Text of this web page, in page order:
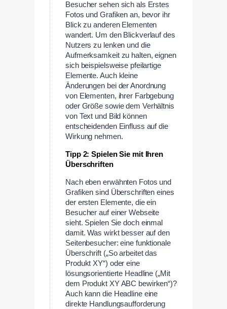
Besucher sehen sich als Erstes
Fotos und Grafiken an, bevor ihr
Blick zu anderen Elementen
wandert. Um den Blickverlauf des
Nutzers zu lenken und die
Aufmerksamkeit zu halten, eignen
sich beispielsweise pfeilartige
Elemente. Auch kleine
Änderungen bei der Anordnung
von Elementen, ihrer Farbgebung
oder Größe sowie dem Verhältnis
von Text und Bild können
entscheidenden Einfluss auf die
Wirkung nehmen.
Tipp 2: Spielen Sie mit Ihren
Überschriften
Nach eben erwähnten Fotos und
Grafiken sind Überschriften eines
der ersten Elemente, die ein
Besucher auf einer Webseite
sieht. Spielen Sie doch einmal
damit. Was wirkt besser auf den
Seitenbesucher: eine funktionale
Überschrift („So arbeitet das
Produkt XY“) oder eine
lösungsorientierte Headline („Mit
dem Produkt XY ABC bewirken“)?
Auch kann die Headline eine
direkte Handlungsaufforderung